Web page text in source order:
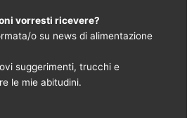
vorresti ricevere?
o su news di alimentazione
suggerimenti, trucchi e
le mie abitudini.